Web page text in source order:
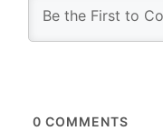
0 COMMENTS